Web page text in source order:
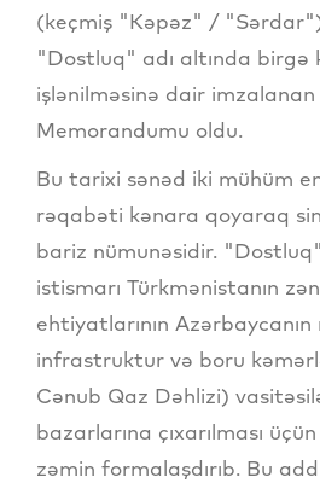
(keçmiş "Kəpəz" /
"Dostluq" adı altında birgə
işlənilməsinə dair imzalanan
Memorandumu oldu.
Bu tarixi sənəd iki mühüm
rəqabəti kənara qoyaraq
bariz nümunəsidir.
istismarı Türkmənistanın
ehtiyatlarının Azərbaycanın
infrastruktur və boru
Cənub Qaz Dəhlizi)
bazarlarına çıxarılması
zəmin formalaşdırıb. Bu